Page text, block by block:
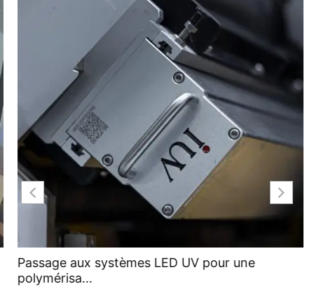
Passage aux systèmes LED UV pour une
polymérisa...